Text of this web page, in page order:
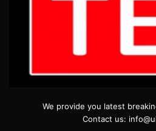
We provide you latest
Contact us: